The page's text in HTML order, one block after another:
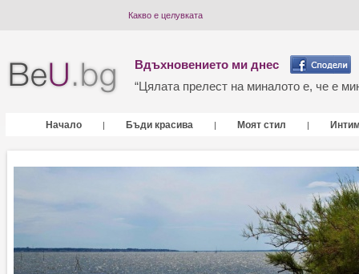
Какво е целувката
Вдъхновението ми днес
“Цялата прелест на миналото е, че е
Начало | Бъди красива | Моят стил |